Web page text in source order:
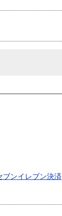
ブンイレブン決済